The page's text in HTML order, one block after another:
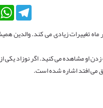
Telegram
می کند و هر ماه تغییرات زیادی می کند.
او مشاهده می کنید. اگر نوزاد یکی
می افتد اشاره شده است.